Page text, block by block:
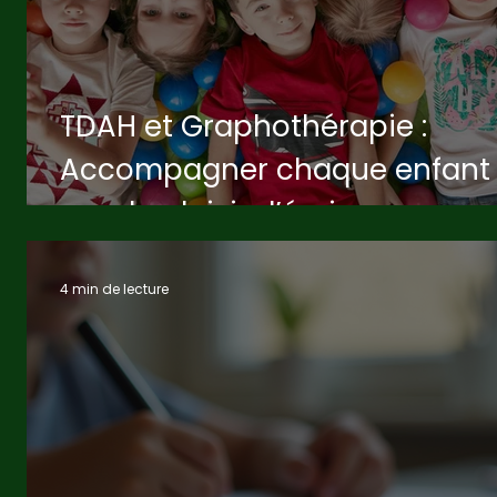
TDAH et Graphothérapie :
Accompagner chaque enfant
vers le plaisir d’écrire
4 min de lecture